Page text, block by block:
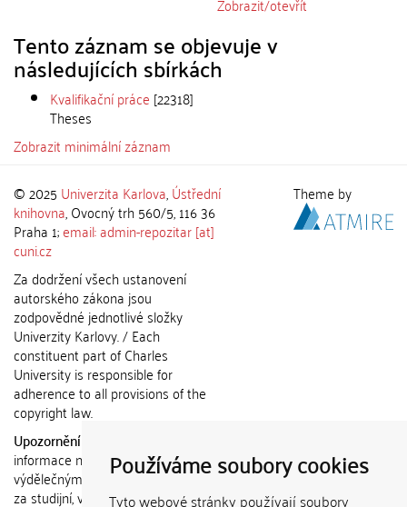
Používáme soubory cookies
Tyto webové stránky používají soubory
Tento záznam se objevuje v
následujících sbírkách
Kvalifikační práce [22318]
Theses
Zobrazit minimální záznam
© 2025 Univerzita Karlova,Ústřední
knihovna, Ovocný trh 560/5, 116 36
Praha 1;email: admin-repozitar [at]
cuni.cz
Za dodržení všech ustanovení
autorského zákona jsou
zodpovědné jednotlivé složky
Univerzity Karlovy. / Each
constituent part of Charles
University is responsible for
adherence to all provisions of the
copyright law.
Upozornění / Notice:
informace nemohou být použity k
výdělečným účelům nebo vydávány
za studijní, vědeckou nebo jinou
Theme by